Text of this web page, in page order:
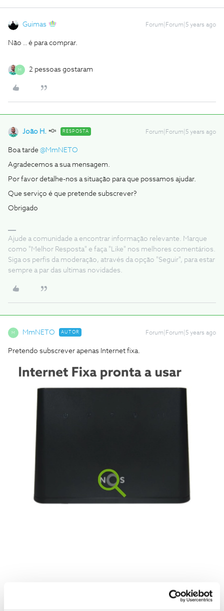
Guimas Forum|Forum|5 years ago
Não .. é para comprar.
M 2 pessoas gostaram
João H. RESPOSTA Forum|Forum|5 years ago
Boa tarde @MmNETO
Agradecemos a sua mensagem.
Por favor detalhe-nos a situação para que possamos ajudar.
Que serviço é que pretende subscrever?
Obrigado
Ajude a comunidade a encontrar informação relevante. Marque
como "Melhor Resposta" e faça "Like" nos melhores comentários.
Siga os perfis da moderação, através da opção "Seguir", para estar
sempre a par das ultimas novidades.
M MmNETO AUTOR Forum|Forum|5 years ago
Pretendo subscrever apenas Internet fixa.